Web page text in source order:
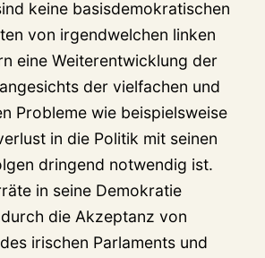
keine basisdemokratischen
von irgendwelchen linken
eine Weiterentwicklung der
der vielfachen und
Probleme wie beispielsweise
in die Politik mit seinen
dringend notwendig ist.
in seine Demokratie
die Akzeptanz von
irischen Parlaments und